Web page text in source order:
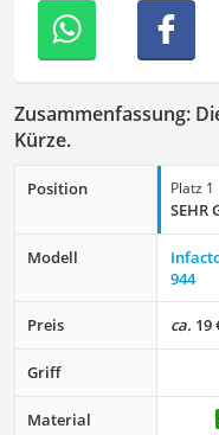
fehlerfrei sind.
Zusammenfassung:
Kürze.
Position Platz 1
SEHR
Modell
944
Preis ca. 19
Griff
Material